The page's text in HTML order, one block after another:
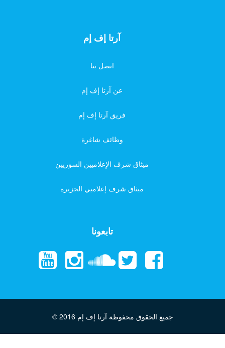
آرتا إف إم
اتصل بنا
عن آرتا إف إم
فريق آرتا إف إم
وظائف شاغرة
ميثاق شرف الإعلاميين السوريين
ميثاق شرف إعلاميي الجزيرة
تابعونا
© 2016 جميع الحقوق محفوظة آرتا إف إم